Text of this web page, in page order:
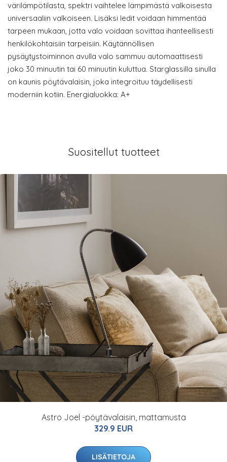
värilämpötilasta, spektri vaihtelee lämpimästä valkoisesta
universaaliin valkoiseen. Lisäksi ledit voidaan himmentää
tarpeen mukaan, jotta valo voidaan sovittaa ihanteellisesti
henkilökohtaisiin tarpeisiin. Käytännöllisen
pysäytystoiminnon avulla valo sammuu automaattisesti
joko 30 minuutin tai 60 minuutin kuluttua. Starglassilla sinulla
on kaunis pöytävalaisin, joka integroituu täydellisesti
moderniin kotiin. Energialuokka: A+
Suositellut tuotteet
Astro Joel -pöytävalaisin, mattamusta
329.9 EUR
LISÄTIETOJA